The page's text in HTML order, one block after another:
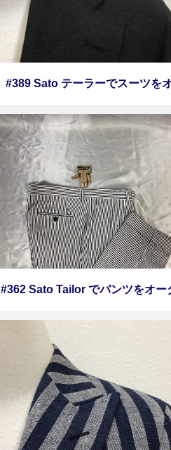
#389 Sato テーラーでスーツを
ダーしました その６
#362 Sato Tailor でパンツをオー
しました その８